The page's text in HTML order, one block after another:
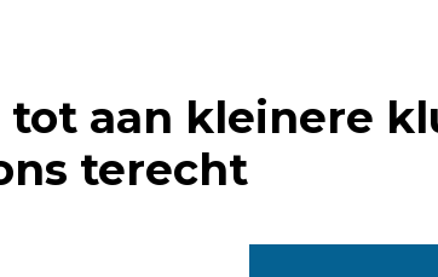
aan kleinere
terecht